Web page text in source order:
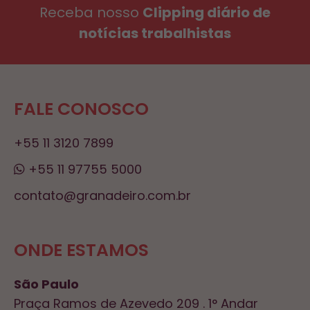
Receba nosso Clipping diário de
notícias trabalhistas
FALE CONOSCO
+55 11 3120 7899
+55 11 97755 5000
contato@granadeiro.com.br
ONDE ESTAMOS
São Paulo
Praça Ramos de Azevedo 209 . 1° Andar